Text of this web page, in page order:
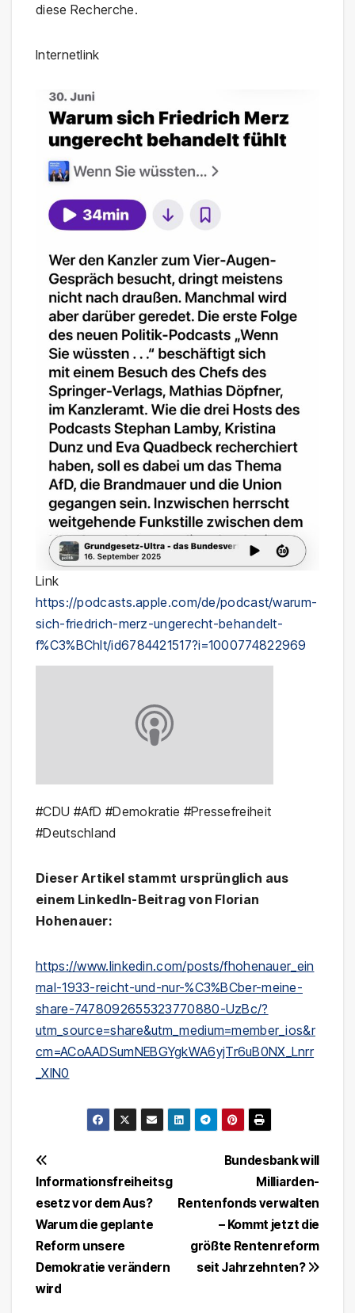
diese Recherche.
Internetlink
Link
https://podcasts.apple.com/de/podcast/warum-
sich-friedrich-merz-ungerecht-behandelt-
f%C3%BChlt/id6784421517?i=1000774822969
#CDU #AfD #Demokratie #Pressefreiheit
#Deutschland
Dieser Artikel stammt ursprünglich aus
einem LinkedIn-Beitrag von Florian
Hohenauer:
https://www.linkedin.com/posts/fhohenauer_ein
mal-1933-reicht-und-nur-%C3%BCber-meine-
share-7478092655323770880-UzBc/?
utm_source=share&utm_medium=member_ios&r
cm=ACoAADSumNEBGYgkWA6yjTr6uB0NX_Lnrr
_XlN0
BeitragsnavigationBundesbank will
Milliarden-
Rentenfonds verwalten
– Kommt jetzt die
größte Rentenreform
seit Jahrzehnten?
Informationsfreiheitsg
esetz vor dem Aus?
Warum die geplante
Reform unsere
Demokratie verändern
wird